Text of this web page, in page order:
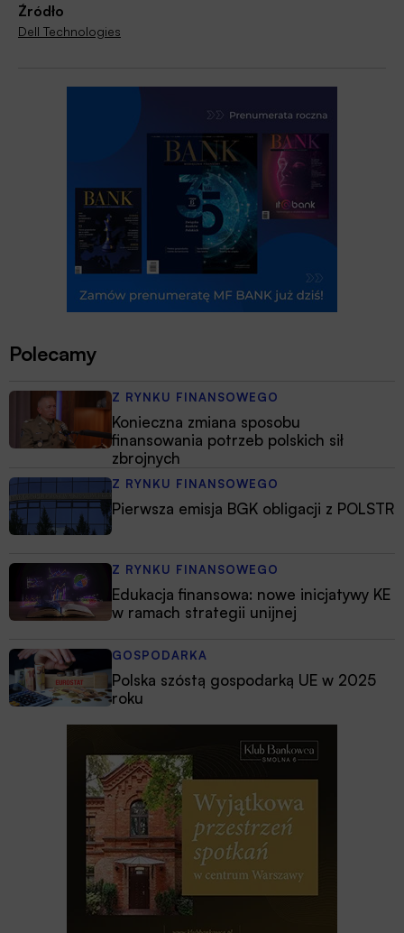
Źródło
Dell Technologies
Polecamy
Z RYNKU FINANSOWEGO
Konieczna zmiana sposobu
finansowania potrzeb polskich sił
zbrojnych
Z RYNKU FINANSOWEGO
Pierwsza emisja BGK obligacji z POLSTR
Z RYNKU FINANSOWEGO
Edukacja finansowa: nowe inicjatywy KE
w ramach strategii unijnej
GOSPODARKA
Polska szóstą gospodarką UE w 2025
roku